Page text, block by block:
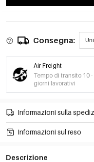
Consegna:
Air Freight
Tempo di transito 10 -
giorni lavorativi
Informazioni sulla
Informazioni sul reso
Descrizione